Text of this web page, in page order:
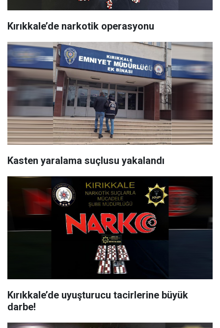
Kırıkkale’de narkotik operasyonu
Kasten yaralama suçlusu yakalandı
Kırıkkale’de uyuşturucu tacirlerine büyük
darbe!